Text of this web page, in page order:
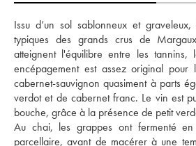
Issu d’un sol sablonneux et
typiques des grands crus de
atteignent l'équilibre entre les
encépagement est assez original pour
cabernet-sauvignon quasiment à parts
verdot et de cabernet franc. Le vin est
bouche, grâce à la présence de petit
Au chai, les grappes ont fermenté
parcellaire, avant de macérer à une